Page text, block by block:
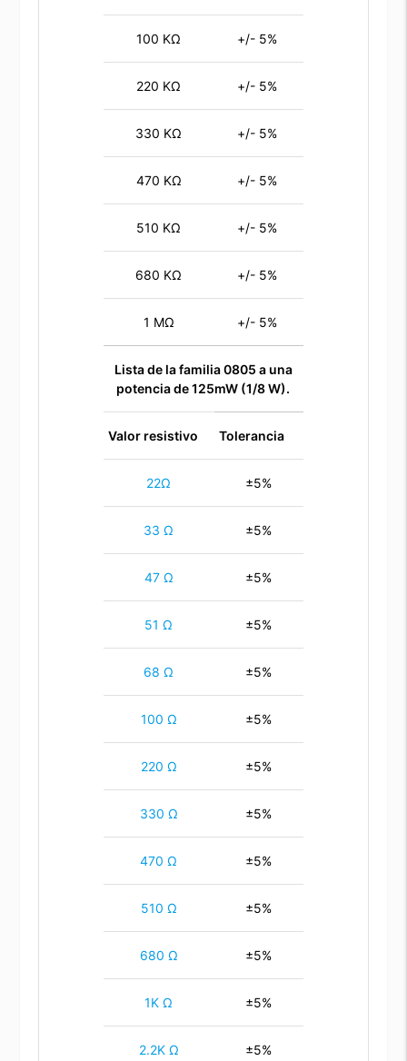
100 KΩ +/- 5%
220 KΩ +/- 5%
330 KΩ +/- 5%
470 KΩ +/- 5%
510 KΩ +/- 5%
680 KΩ +/- 5%
1 MΩ +/- 5%
Lista de la familia 0805 a una
potencia de 125mW (1/8 W).
Valor resistivo Tolerancia
22Ω ±5%
33 Ω ±5%
47 Ω ±5%
51 Ω ±5%
68 Ω ±5%
100 Ω ±5%
220 Ω ±5%
330 Ω ±5%
470 Ω ±5%
510 Ω ±5%
680 Ω ±5%
1K Ω ±5%
2.2K Ω ±5%